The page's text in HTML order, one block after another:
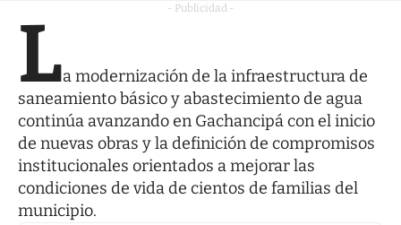
- Publicidad -
La modernización de la infraestructura de
saneamiento básico y abastecimiento de agua
continúa avanzando en Gachancipá con el inicio
de nuevas obras y la definición de compromisos
institucionales orientados a mejorar las
condiciones de vida de cientos de familias del
municipio.